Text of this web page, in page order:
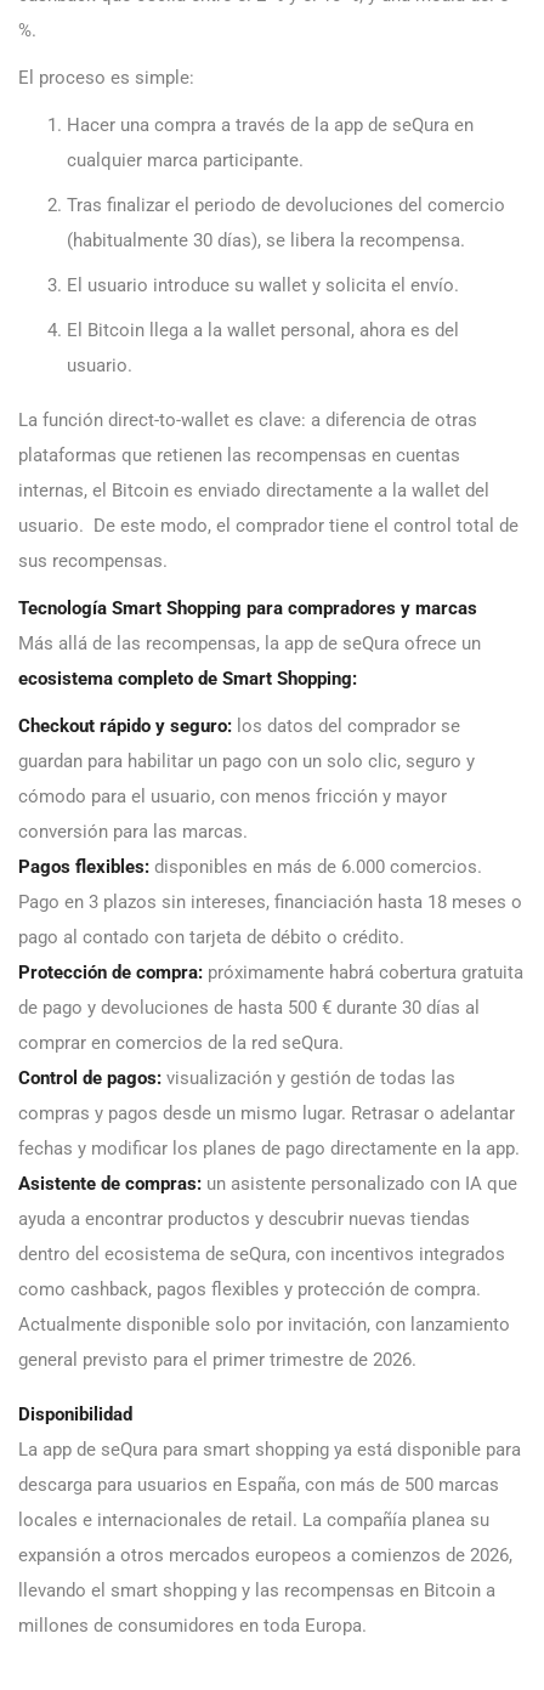
%.
El proceso es simple:
Hacer una compra a través de la app de seQura en
cualquier marca participante.
Tras finalizar el periodo de devoluciones del comercio
(habitualmente 30 días), se libera la recompensa.
El usuario introduce su wallet y solicita el envío.
El Bitcoin llega a la wallet personal, ahora es del
usuario.
La función direct-to-wallet es clave: a diferencia de otras
plataformas que retienen las recompensas en cuentas
internas, el Bitcoin es enviado directamente a la wallet del
usuario. De este modo, el comprador tiene el control total de
sus recompensas.
Tecnología Smart Shopping para compradores y marcas
Más allá de las recompensas, la app de seQura ofrece un
ecosistema completo de Smart Shopping:
Checkout rápido y seguro: los datos del comprador se
guardan para habilitar un pago con un solo clic, seguro y
cómodo para el usuario, con menos fricción y mayor
conversión para las marcas.
Pagos flexibles: disponibles en más de 6.000 comercios.
Pago en 3 plazos sin intereses, financiación hasta 18 meses o
pago al contado con tarjeta de débito o crédito.
Protección de compra: próximamente habrá cobertura gratuita
de pago y devoluciones de hasta 500 € durante 30 días al
comprar en comercios de la red seQura.
Control de pagos: visualización y gestión de todas las
compras y pagos desde un mismo lugar. Retrasar o adelantar
fechas y modificar los planes de pago directamente en la app.
Asistente de compras: un asistente personalizado con IA que
ayuda a encontrar productos y descubrir nuevas tiendas
dentro del ecosistema de seQura, con incentivos integrados
como cashback, pagos flexibles y protección de compra.
Actualmente disponible solo por invitación, con lanzamiento
general previsto para el primer trimestre de 2026.
Disponibilidad
La app de seQura para smart shopping ya está disponible para
descarga para usuarios en España, con más de 500 marcas
locales e internacionales de retail. La compañía planea su
expansión a otros mercados europeos a comienzos de 2026,
llevando el smart shopping y las recompensas en Bitcoin a
millones de consumidores en toda Europa.